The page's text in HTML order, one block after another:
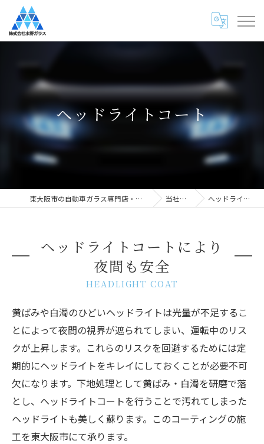
ヘッドライトコート
東大阪市の自動車ガラス専門店・株式会社水野ガラス 当社の特徴 ヘッドライトコート
ヘッドライトコートにより
夜間も安全
HEADLIGHT COAT
黄ばみや白濁のひどいヘッドライトは光量が不足するこ
とによって夜間の視界が遮られてしまい、運転中のリス
クが上昇します。これらのリスクを回避するためには定
期的にヘッドライトをキレイにしておくことが必要不可
欠になります。下地処理として黄ばみ・白濁を研磨で落
とし、ヘッドライトコートを行うことで汚れてしまった
ヘッドライトも美しく蘇ります。このコーティングの施
工を東大阪市にて承ります。